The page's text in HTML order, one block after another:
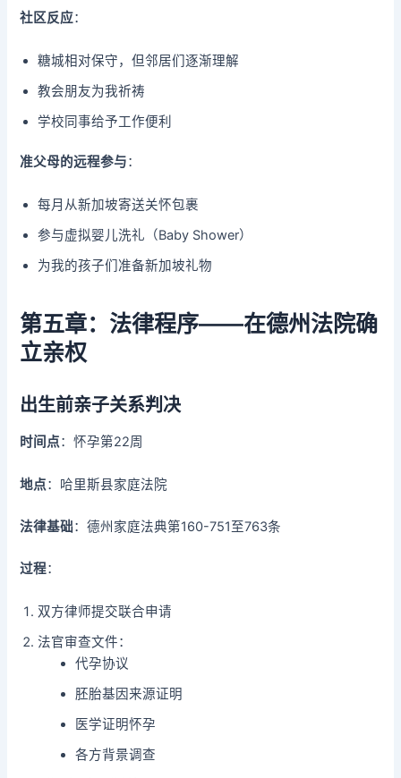
社区反应：
糖城相对保守，但邻居们逐渐理解
教会朋友为我祈祷
学校同事给予工作便利
准父母的远程参与：
每月从新加坡寄送关怀包裹
参与虚拟婴儿洗礼（Baby Shower）
为我的孩子们准备新加坡礼物
第五章：法律程序——在德州法院确
立亲权
出生前亲子关系判决
时间点：怀孕第22周
地点：哈里斯县家庭法院
法律基础：德州家庭法典第160-751至763条
过程：
双方律师提交联合申请
法官审查文件：
代孕协议
胚胎基因来源证明
医学证明怀孕
各方背景调查